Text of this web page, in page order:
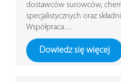
dostawców surowców,
specjalistycznych oraz
Współpraca…
Dowiedz się więcej